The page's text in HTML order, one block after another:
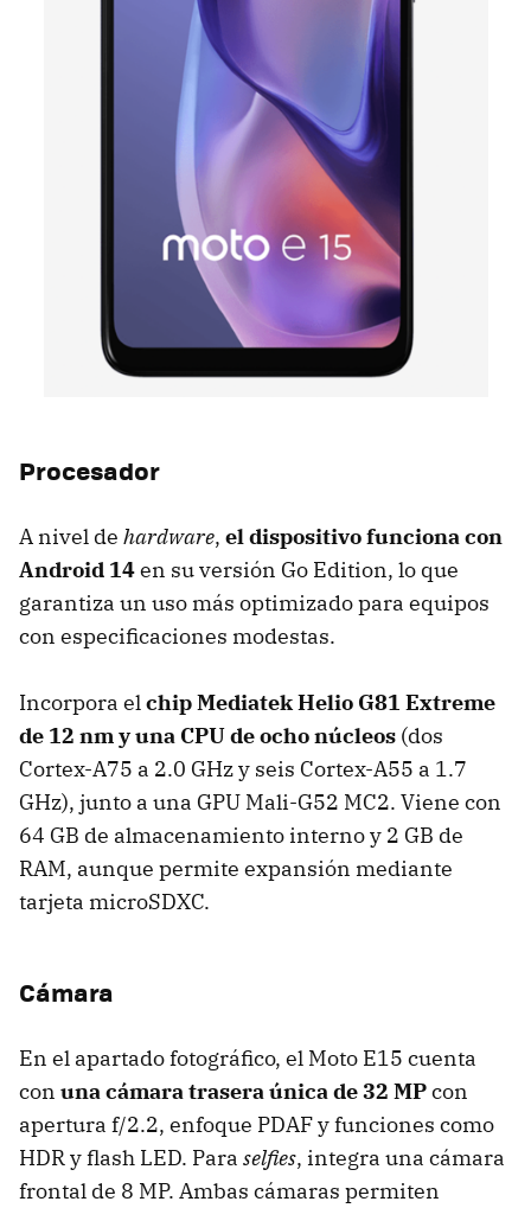
Procesador
A nivel de hardware, el dispositivo funciona con
Android 14en su versión Go Edition, lo que
garantiza un uso más optimizado para equipos
con especificaciones modestas.
Incorpora elchip Mediatek Helio G81 Extreme
de 12 nm y una CPU de ocho núcleos (dos
Cortex-A75 a 2.0 GHz y seis Cortex-A55 a 1.7
GHz), junto a una GPU Mali-G52 MC2. Viene con
64 GB de almacenamiento interno y 2 GB de
RAM, aunque permite expansión mediante
tarjeta microSDXC.
Cámara
En el apartado fotográfico, el Moto E15 cuenta
con una cámara trasera única de 32 MPcon
apertura f/2.2, enfoque PDAF y funciones como
HDR y flash LED. Para selfies, integra una cámara
frontal de 8 MP. Ambas cámaras permiten